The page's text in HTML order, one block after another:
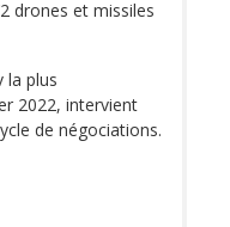
drones et missiles
la plus
2022, intervient
de négociations.